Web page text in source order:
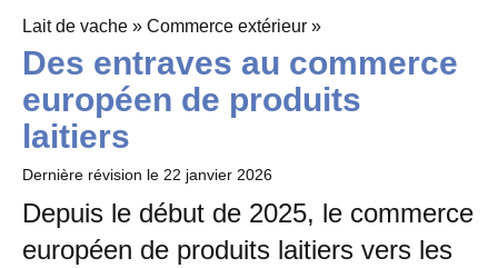
Lait de vache » Commerce extérieur »
Des entraves au commerce
européen de produits
laitiers
Dernière révision le 22 janvier 2026
Depuis le début de 2025, le commerce
européen de produits laitiers vers les